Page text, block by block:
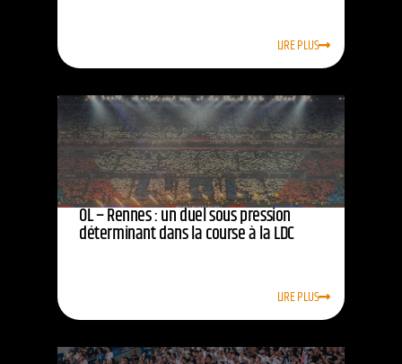
LIRE PLUS
OL – Rennes : un duel sous pression
déterminant dans la course à la LDC
LIRE PLUS